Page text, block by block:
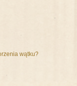
wątku?